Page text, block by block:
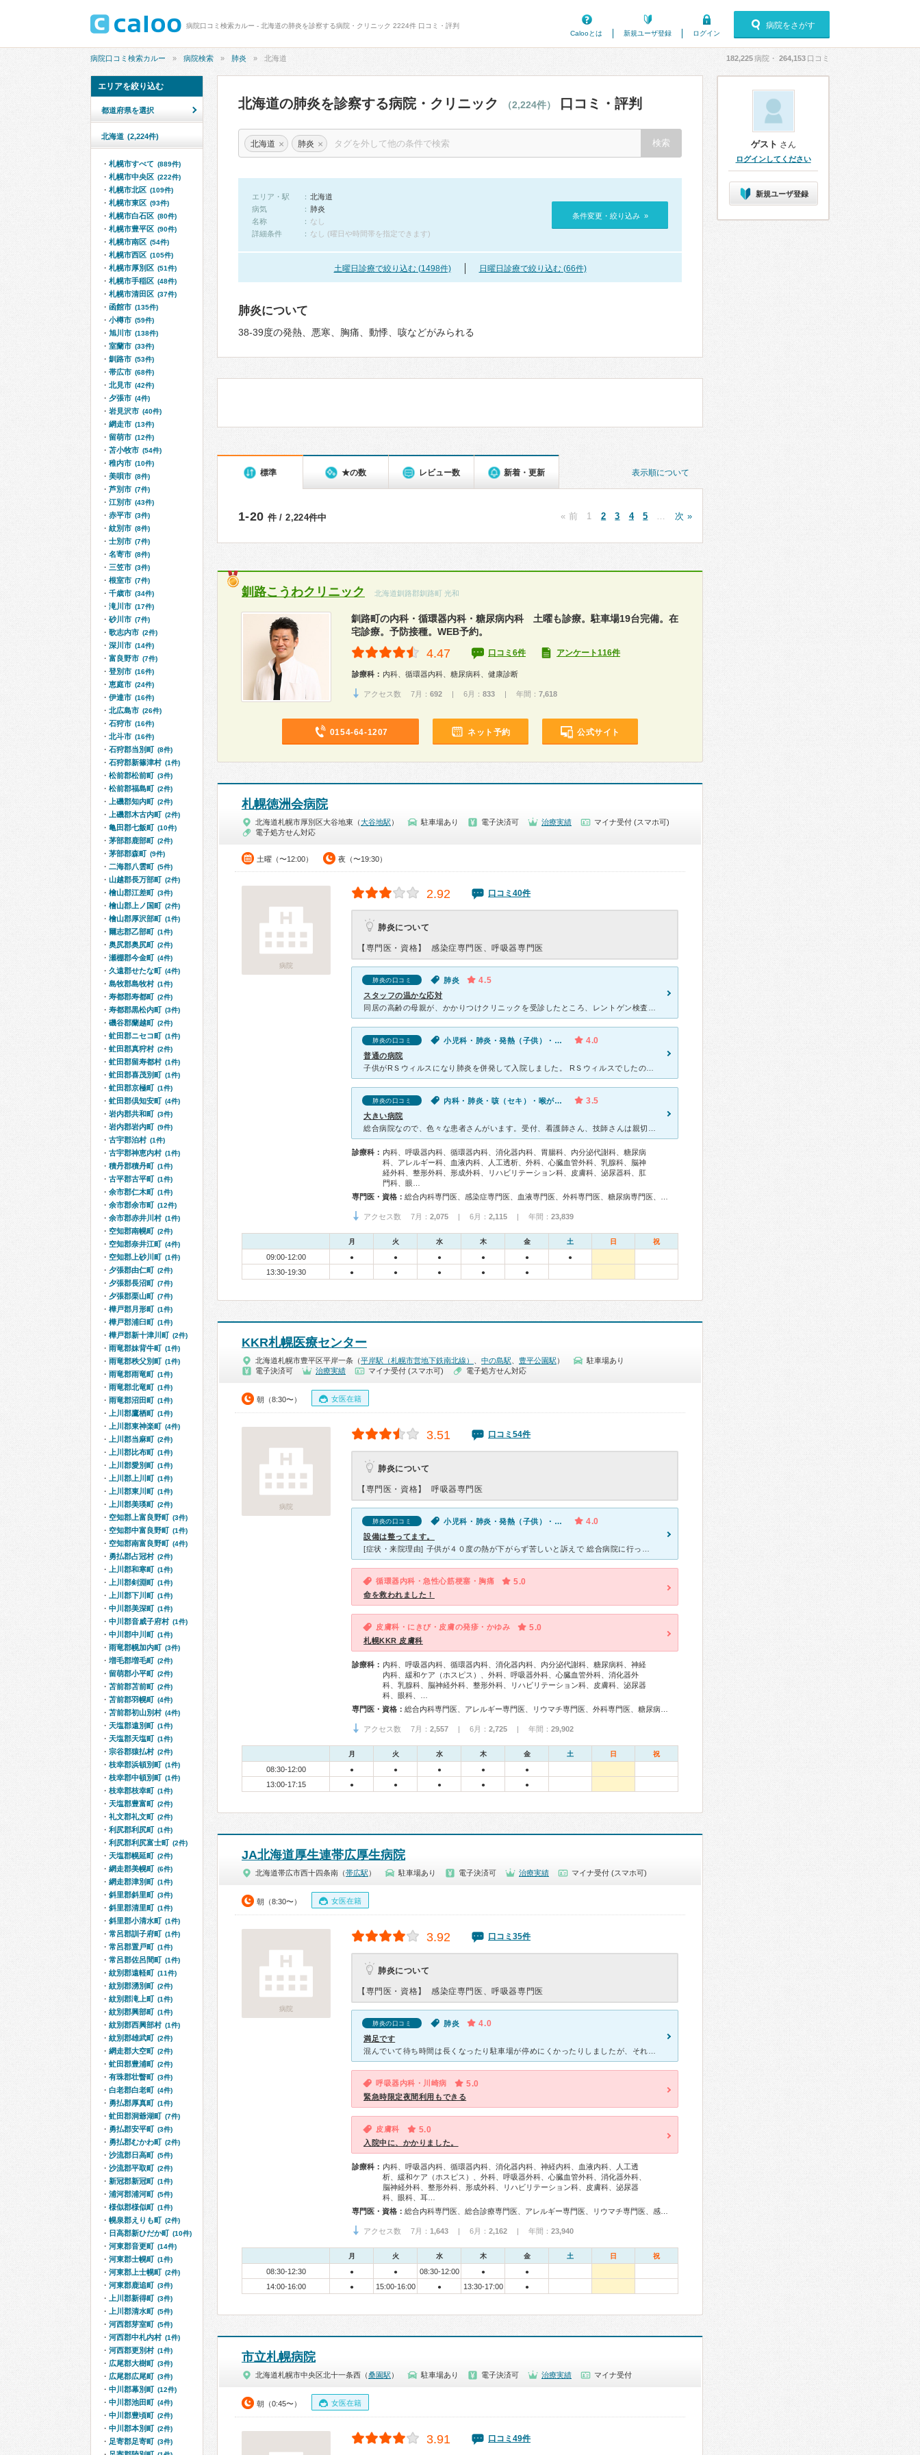
病院口コミ検索カルー - 北海道の肺炎を診察する病院・クリニック 2224件 口コミ・評判
Calooとは
新規ユーザ登録 ログイン
病院をさがす
病院口コミ検索カルー 病院検索 肺炎 北海道 182,225病院・ 264,153 口コミ
北海道の肺炎を診察する病院・クリニック （2,224件） 口コミ・評判
北海道 × 肺炎 ×
エリア・駅
北海道
病気
肺炎
名称
なし
詳細条件
なし (曜日や時間帯を指定できます)
条件変更・絞り込み »
土曜日診療で絞り込む (1498件) 日曜日診療で絞り込む (66件)
肺炎について
38-39度の発熱、悪寒、胸痛、動悸、咳などがみられる
表示順について
標準 ★の数 レビュー数 新着・更新
1-20 件 / 2,224件中 « 前 1 2 3 4 5 次 »
釧路こうわクリニック 北海道釧路郡釧路町 光和
釧路町の内科・循環器内科・糖尿病内科 土曜も診療。駐車場19台完備。在
宅診療。予防接種。WEB予約。
4.47 口コミ6件 アンケート116件
診療科： 内科、循環器内科、糖尿病科、健康診断
アクセス数 7月： 692 | 6月： 833 | 年間： 7,618
0154-64-1207 ネット予約 公式サイト
札幌徳洲会病院
北海道札幌市厚別区大谷地東（大谷地駅 ） 駐車場あり 電子決済可 治療実績
マイナ受付 (スマホ可)
電子処方せん対応
土曜（〜12:00） 夜（〜19:30）
病院
2.92 口コミ40件
肺炎について
【専門医・資格】 感染症専門医、呼吸器専門医
肺炎の口コミ 肺炎 4.5
スタッフの温かな応対
肺炎の口コミ 小児科・肺炎・発熱（子供）・咳・呼吸困難（子供） 4.0
普通の病院
肺炎の口コミ 内科・肺炎・咳（セキ）・喉が痛い・痰 3.5
大きい病院
診療科： 内科、呼吸器内科、循環器内科、消化器内科、胃腸科、内分泌代謝科、糖尿病
科、アレルギー科、血液内科、人工透析、外科、心臓血管外科、乳腺科、脳神
経外科、整形外科、形成外科、リハビリテーション科、皮膚科、泌尿器科、肛
門科、眼…
専門医・資格：
アクセス数 7月： 2,075 | 6月： 2,115 | 年間： 23,839
月 火 水 木 金 土 日 祝
09:00-12:00 ● ● ● ● ● ●
13:30-19:30 ● ● ● ● ●
KKR札幌医療センター
北海道札幌市豊平区平岸一条（平岸駅（札幌市営地下鉄南北線） 中の島駅 豊平公園駅 ）
駐車場あり
電子決済可
治療実績 マイナ受付 (スマホ可) 電子処方せん対応
朝（8:30〜） 女医在籍
病院
3.51 口コミ54件
肺炎について
【専門医・資格】 呼吸器専門医
肺炎の口コミ 小児科・肺炎・発熱（子供）・咳・呼吸困難（子供） 4.0
設備は整ってます。
循環器内科・急性心筋梗塞・胸痛 5.0
命を救われました！
皮膚科・にきび・皮膚の発疹・かゆみ 5.0
札幌KKR 皮膚科
診療科： 内科、呼吸器内科、循環器内科、消化器内科、内分泌代謝科、糖尿病科、神経
内科、緩和ケア（ホスピス）、外科、呼吸器外科、心臓血管外科、消化器外
科、乳腺科、脳神経外科、整形外科、リハビリテーション科、皮膚科、泌尿器
科、眼科、…
専門医・資格：
アクセス数 7月： 2,557 | 6月： 2,725 | 年間： 29,902
月 火 水 木 金 土 日 祝
08:30-12:00 ● ● ● ● ●
13:00-17:15 ● ● ● ● ●
JA北海道厚生連帯広厚生病院
北海道帯広市西十四条南（帯広駅 ） 駐車場あり 電子決済可 治療実績 マイナ受付 (スマホ可)
朝（8:30〜） 女医在籍
病院
3.92 口コミ35件
肺炎について
【専門医・資格】 感染症専門医、呼吸器専門医
肺炎の口コミ 肺炎 4.0
満足です
呼吸器内科・川崎病 5.0
緊急時限定夜間利用もできる
皮膚科 5.0
入院中に、かかりました。
診療科： 内科、呼吸器内科、循環器内科、消化器内科、神経内科、血液内科、人工透
析、緩和ケア（ホスピス）、外科、呼吸器外科、心臓血管外科、消化器外科、
脳神経外科、整形外科、形成外科、リハビリテーション科、皮膚科、泌尿器
科、眼科、耳…
専門医・資格：
アクセス数 7月： 1,643 | 6月： 2,162 | 年間： 23,940
月 火 水 木 金 土 日 祝
08:30-12:30 ● ● 08:30-12:00 ● ●
14:00-16:00 ● 15:00-16:00 ● 13:30-17:00 ●
市立札幌病院
北海道札幌市中央区北十一条西（桑園駅 ） 駐車場あり 電子決済可 治療実績 マイナ受付
朝（0:45〜） 女医在籍
3.91 口コミ49件
エリアを絞り込む
都道府県を選択
北海道 (2,224件)
札幌市すべて (889件)
札幌市中央区 (222件)
札幌市北区 (109件)
札幌市東区 (93件)
札幌市白石区 (80件)
札幌市豊平区 (90件)
札幌市南区 (54件)
札幌市西区 (105件)
札幌市厚別区 (51件)
札幌市手稲区 (48件)
札幌市清田区 (37件)
函館市 (135件)
小樽市 (59件)
旭川市 (138件)
室蘭市 (33件)
釧路市 (53件)
帯広市 (68件)
北見市 (42件)
夕張市 (4件)
岩見沢市 (40件)
網走市 (13件)
留萌市 (12件)
苫小牧市 (54件)
稚内市 (10件)
美唄市 (8件)
芦別市 (7件)
江別市 (43件)
赤平市 (3件)
紋別市 (8件)
士別市 (7件)
名寄市 (8件)
三笠市 (3件)
根室市 (7件)
千歳市 (34件)
滝川市 (17件)
砂川市 (7件)
歌志内市 (2件)
深川市 (14件)
富良野市 (7件)
登別市 (16件)
恵庭市 (24件)
伊達市 (16件)
北広島市 (26件)
石狩市 (16件)
北斗市 (16件)
石狩郡当別町 (8件)
石狩郡新篠津村 (1件)
松前郡松前町 (3件)
松前郡福島町 (2件)
上磯郡知内町 (2件)
上磯郡木古内町 (2件)
亀田郡七飯町 (10件)
茅部郡鹿部町 (2件)
茅部郡森町 (9件)
二海郡八雲町 (5件)
山越郡長万部町 (2件)
檜山郡江差町 (3件)
檜山郡上ノ国町 (2件)
檜山郡厚沢部町 (1件)
爾志郡乙部町 (1件)
奥尻郡奥尻町 (2件)
瀬棚郡今金町 (4件)
久遠郡せたな町 (4件)
島牧郡島牧村 (1件)
寿都郡寿都町 (2件)
寿都郡黒松内町 (3件)
磯谷郡蘭越町 (2件)
虻田郡ニセコ町 (1件)
虻田郡真狩村 (2件)
虻田郡留寿都村 (1件)
虻田郡喜茂別町 (1件)
虻田郡京極町 (1件)
虻田郡倶知安町 (4件)
岩内郡共和町 (3件)
岩内郡岩内町 (9件)
古宇郡泊村 (1件)
古宇郡神恵内村 (1件)
積丹郡積丹町 (1件)
古平郡古平町 (1件)
余市郡仁木町 (1件)
余市郡余市町 (12件)
余市郡赤井川村 (1件)
空知郡南幌町 (2件)
空知郡奈井江町 (4件)
空知郡上砂川町 (1件)
夕張郡由仁町 (2件)
夕張郡長沼町 (7件)
夕張郡栗山町 (7件)
樺戸郡月形町 (1件)
樺戸郡浦臼町 (1件)
樺戸郡新十津川町 (2件)
雨竜郡妹背牛町 (1件)
雨竜郡秩父別町 (1件)
雨竜郡雨竜町 (1件)
雨竜郡北竜町 (1件)
雨竜郡沼田町 (1件)
上川郡鷹栖町 (1件)
上川郡東神楽町 (4件)
上川郡当麻町 (2件)
上川郡比布町 (1件)
上川郡愛別町 (1件)
上川郡上川町 (1件)
上川郡東川町 (1件)
上川郡美瑛町 (2件)
空知郡上富良野町 (3件)
空知郡中富良野町 (1件)
空知郡南富良野町 (4件)
勇払郡占冠村 (2件)
上川郡和寒町 (1件)
上川郡剣淵町 (1件)
上川郡下川町 (1件)
中川郡美深町 (1件)
中川郡音威子府村 (1件)
中川郡中川町 (1件)
雨竜郡幌加内町 (3件)
増毛郡増毛町 (2件)
留萌郡小平町 (2件)
苫前郡苫前町 (2件)
苫前郡羽幌町 (4件)
苫前郡初山別村 (4件)
天塩郡遠別町 (1件)
天塩郡天塩町 (1件)
宗谷郡猿払村 (2件)
枝幸郡浜頓別町 (1件)
枝幸郡中頓別町 (1件)
枝幸郡枝幸町 (1件)
天塩郡豊富町 (2件)
礼文郡礼文町 (2件)
利尻郡利尻町 (1件)
利尻郡利尻富士町 (2件)
天塩郡幌延町 (2件)
網走郡美幌町 (6件)
網走郡津別町 (1件)
斜里郡斜里町 (3件)
斜里郡清里町 (1件)
斜里郡小清水町 (1件)
常呂郡訓子府町 (1件)
常呂郡置戸町 (1件)
常呂郡佐呂間町 (1件)
紋別郡遠軽町 (11件)
紋別郡湧別町 (2件)
紋別郡滝上町 (1件)
紋別郡興部町 (1件)
紋別郡西興部村 (1件)
紋別郡雄武町 (2件)
網走郡大空町 (2件)
虻田郡豊浦町 (2件)
有珠郡壮瞥町 (3件)
白老郡白老町 (4件)
勇払郡厚真町 (1件)
虻田郡洞爺湖町 (7件)
勇払郡安平町 (3件)
勇払郡むかわ町 (2件)
沙流郡日高町 (5件)
沙流郡平取町 (2件)
新冠郡新冠町 (1件)
浦河郡浦河町 (5件)
様似郡様似町 (1件)
幌泉郡えりも町 (2件)
日高郡新ひだか町 (10件)
河東郡音更町 (14件)
河東郡士幌町 (1件)
河東郡上士幌町 (2件)
河東郡鹿追町 (3件)
上川郡新得町 (3件)
上川郡清水町 (5件)
河西郡芽室町 (5件)
河西郡中札内村 (1件)
河西郡更別村 (1件)
広尾郡大樹町 (3件)
広尾郡広尾町 (3件)
中川郡幕別町 (12件)
中川郡池田町 (4件)
中川郡豊頃町 (2件)
中川郡本別町 (2件)
足寄郡足寄町 (3件)
ゲスト さん
ログインしてください
新規ユーザ登録